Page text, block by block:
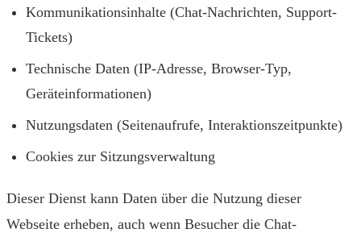
Kommunikationsinhalte (Chat-Nachrichten, Support-
Tickets)
Technische Daten (IP-Adresse, Browser-Typ,
Geräteinformationen)
Nutzungsdaten (Seitenaufrufe, Interaktionszeitpunkte)
Cookies zur Sitzungsverwaltung
Dieser Dienst kann Daten über die Nutzung dieser
Webseite erheben, auch wenn Besucher die Chat-